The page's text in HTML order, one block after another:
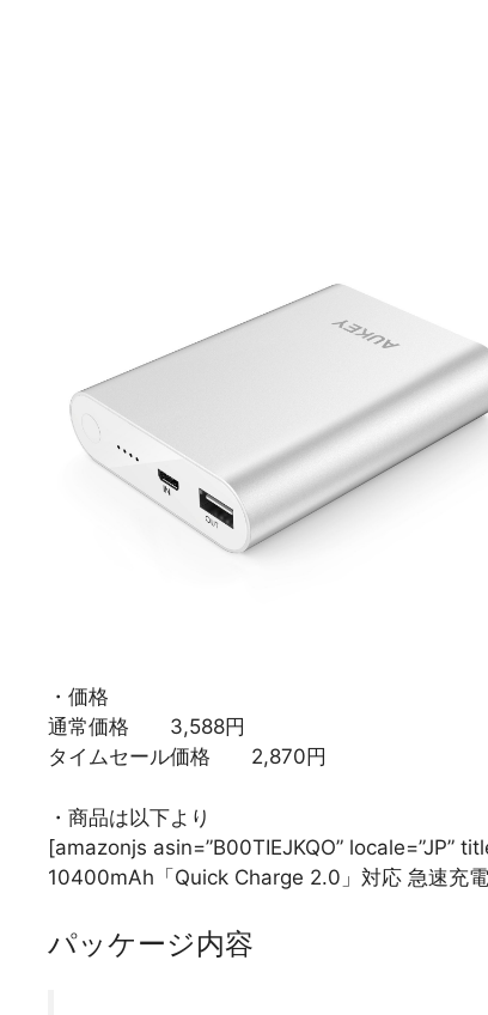
・価格
通常価格 3,588円
タイムセール価格 2,870円
・商品は以下より
[amazonjs asin=”B00TIEJKQO” locale=”JP”
10400mAh「Quick Charge 2.0」対応 急速充
パッケージ内容